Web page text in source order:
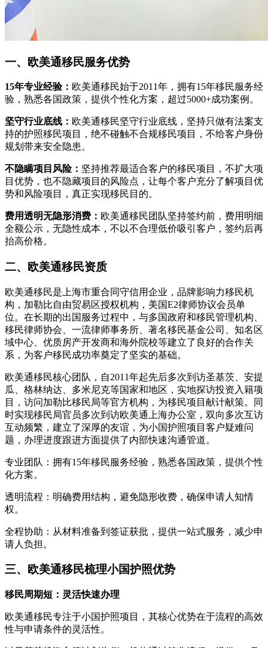
一、欧美通移民服务优势
15年专业经验： 欧美通移民始于2011年，拥有15年移民服务经
验，熟悉各国政策，提供个性化方案，超过5000+成功案例。
坚守行业底线： 欧美通移民坚守行业底线，坚持只做有法案支
持的护照移民项目，绝不碰触不合规移民项目，不给客户身份
规划带来安全隐患。
不隐瞒项目风险： 坚持推荐最适合客户的移民项目，不扩大项
目优势，也不隐藏项目的风险点，让每个客户充分了解项目优
势和风险项目，真正实现移民目的。
费用透明无隐形消费： 欧美通移民团队坚持签约前，费用明细
全额公示，无隐性成本，不以不合理低价吸引客户，签约后再
抬高价格。
二、欧美通移民资质
欧美通移民是上海市重合同守信用企业，品牌影响力移民机
构，加勒比自由贸易区授权机构，美国E2律师协议会员单
位。在长期的出国服务过程中，与多国政府和移民管理机构、
移民律师协会、一流律师事务所、著名移民基金公司、知名区
域中心、优质房产开发商和海外院校等建立了良好的合作关
系，为客户移民成功率奠定了坚实的基础。
欧美通移民核心团队，自2011年起先后多次到访圣基茨、安提
瓜、格林纳达、多米尼克等国家和地区，实地探访投资入籍项
目，访问加勒比移民局等官方机构，为移民项目献计献策。同
时实现移民局官员多次到访欧美通上海办公室，双向多次互访
互动频繁，建立了深厚的友谊，为小国护照项目客户疑难问
题，办理进度跟进方面提供了内部快速沟通管道。
专业团队：拥有15年移民服务经验，熟悉各国政策，提供个性
化方案。
透明流程：明确费用结构，避免隐形收费，确保申请人知情
权。
全程协助：从材料准备到签证获批，提供一站式服务，减少申
请人负担。
三、欧美通移民梳理小国护照优势
移民周期短：灵活快速办理
欧美通移民专注于小国护照项目，其核心优势在于流程的高效
性与申请条件的灵活性。